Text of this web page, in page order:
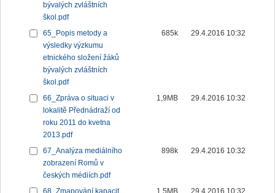
bývalých zvláštních
škol.pdf
65_Popis metody a
výsledky výzkumu
etnického složení žáků
bývalých zvláštních
škol.pdf
685k 29.4.2016 10:32
66_Zpráva o situaci v
lokalitě Přednádraží od
roku 2011 do kvetna
2013.pdf
1,9MB 29.4.2016 10:32
67_Analýza mediálního
zobrazení Romů v
českých médiích.pdf
898k 29.4.2016 10:32